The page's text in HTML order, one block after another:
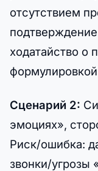
отсутствием
ходатайство о
Сценарий 2:
эмоциях»,
Риск/ошибка:
звонки/